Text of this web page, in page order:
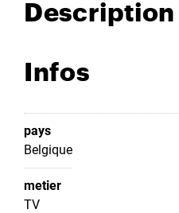
Description
Infos
pays
Belgique
metier
TV